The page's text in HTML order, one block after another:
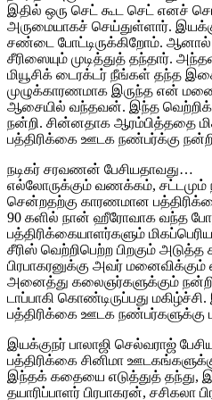
இதில் ஒரு செட் கூட செட் எனச்
அருமையாகச் செய்துள்ளார்.
சண்டை போட்டிருக்கிறோம்.
சீரிஸையும் முடித்துத் தந்தார்.
மியூசிக் டைரக்டர் நீங்கள் தந்த
முழுக்காரணமாக இருந்த என்
ஆசையில் வந்தவன். இந்த
நன்றி. சின்னதாக ஆரம்பித்ததை
பத்திரிக்கை ஊடக நண்பர்க்கு
நடிகர் சரவணன் பேசியதாவது…
எல்லோருக்கும் வணக்கம், சட்டமும்
சென்றதற்கு காரணமான
90 களில் நான் ஹீரோவாக வந்த
பத்திரிக்கையாளர்களும்
சீரிஸ் வெற்றிபெற்ற பிறகும் அடுத்த
பிரபாகரனுக்கு அவர்
அனைத்து கலைஞர்களுக்கும்
டாப்பாகி கொண்டிருப்பது
பத்திரிக்கை ஊடக நண்பர்களுக்கு
இயக்குநர் பாலாஜி செல்வராஜ்
பத்திரிக்கை சினிமா
இந்தக் கதையை எடுத்துத் தந்து,
தயாரிப்பாளர் பிரபாகரன், சசிகலா